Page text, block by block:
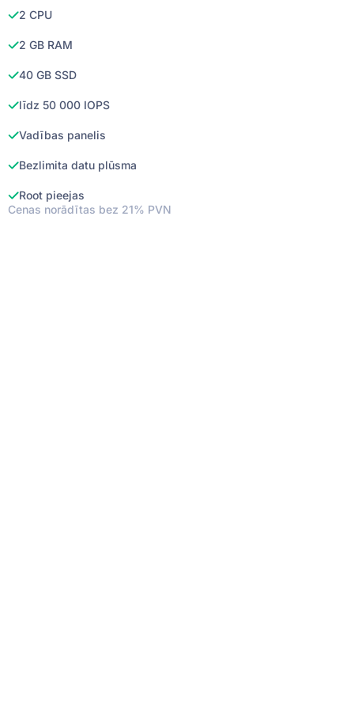
2 CPU
2 GB RAM
40 GB SSD
līdz 50 000 IOPS
Vadības panelis
Bezlimita datu plūsma
Root pieejas
Cenas norādītas bez 21% PVN